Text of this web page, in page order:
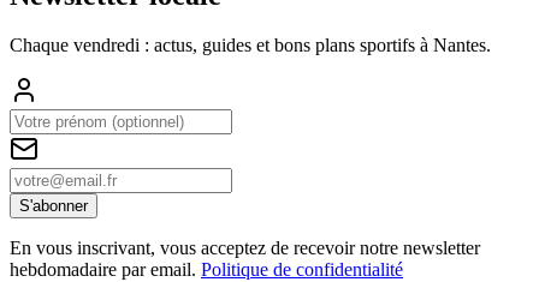
Chaque vendredi : actus, guides et bons plans sportifs à Nantes.
S'abonner
En vous inscrivant, vous acceptez de recevoir notre newsletter
hebdomadaire par email. Politique de confidentialité